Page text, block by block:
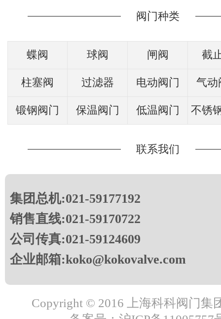
阀门种类
蝶阀 球阀 闸阀 截
柱塞阀 过滤器 电动阀门 气动
锻钢阀门 保温阀门 低温阀门 不锈
联系我们
集团总机:021-59177192
销售直线:021-59170722
公司传真:021-59124609
企业邮箱:koko@kokovalve.com
Copyright © 2016 上海科科阀门集